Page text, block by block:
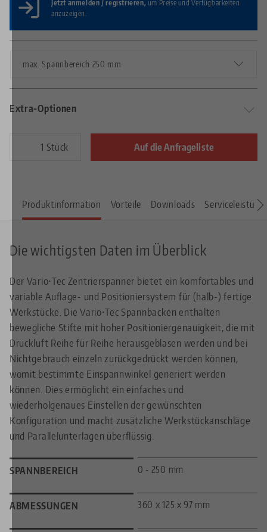
Jetzt anmelden / registrieren,um Preise und Verfügbarkeiten
anzuzeigen.
max. Spannbereich 250 mm
Extra-Optionen
Stück Auf die Anfrageliste
Produktinformation Vorteile Downloads
Die wichtigsten Daten im Überblick
Der Vario•Tec Zentrierspanner bietet ein komfortables und
variable Auflage- und Positioniersystem für (halb-) fertige
Werkstücke. Die Vario•Tec Spannbacken enthalten
bewegliche Stifte mit hoher Positioniergenauigkeit, die mit
Druckluft Reihe für Reihe herausgeblasen werden und bei
Nichtgebrauch einzeln zurückgedrückt werden können,
womit bestimmte Einspannwinkel generiert werden
können. Dies ermöglicht ein einfaches und
wiederholgenaues Einstellen der gewünschten
Konfiguration und macht zusätzliche Werkstückanschläge
und Parallelunterlagen überflüssig.
SPANNBEREICH 0 - 250 mm
ABMESSUNGEN 360 x 125 x 97 mm